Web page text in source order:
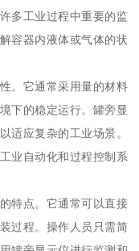
多工业过程中重要的监
容器内液体或气体的状
。它通常采用量的材料
下的稳定运行。罐旁显
适应复杂的工业场景。
业自动化和过程控制系
特点。它通常可以直接
过程。操作人员只需简